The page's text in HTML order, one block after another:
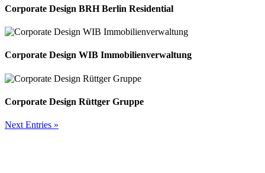
Corporate Design BRH Berlin Residential
Corporate Design WIB Immobilienverwaltung
Corporate Design Rüttger Gruppe
Next Entries »